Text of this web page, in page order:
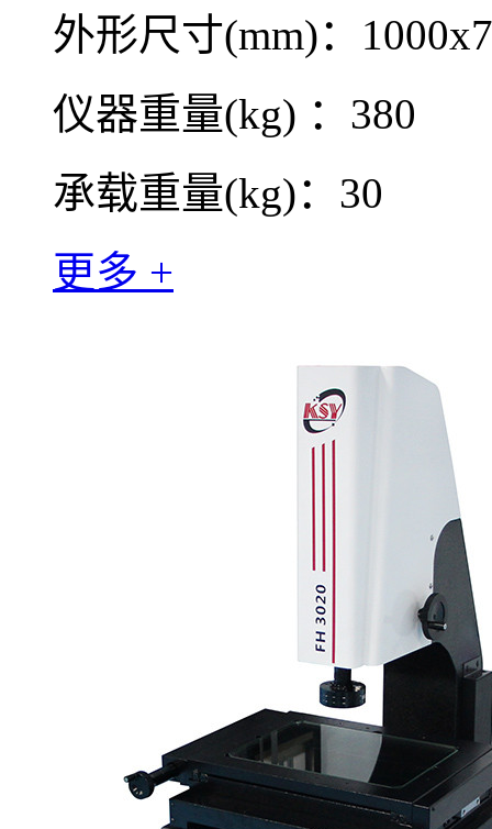
外形尺寸(mm)：
仪器重量(kg) ：380
承载重量(kg)：30
更多 +